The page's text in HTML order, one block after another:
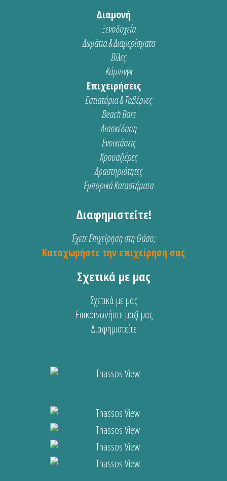
Διαμονή
Ξενοδοχεία
Δωμάτια & Διαμερίσματα
Βίλες
Κάμπινγκ
Επιχειρήσεις
Εστιατόρια & Ταβέρνες
Beach Bars
Διασκέδαση
Ενοικιάσεις
Κρουαζιέρες
Δραστηριότητες
Εμπορικά Καταστήματα
Διαφημιστείτε!
Έχετε Επιχείρηση στη Θάσο;
Καταχωρήστε την επιχείρησή σας
Σχετικά με μας
Σχετικά με μας
Επικοινωνήστε μαζί μας
Διαφημιστείτε